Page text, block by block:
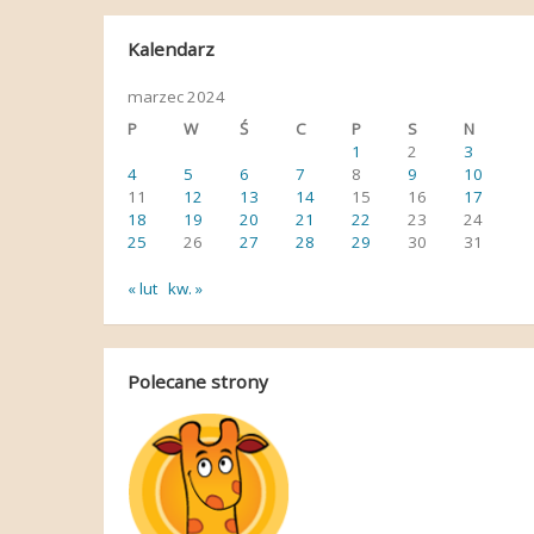
Kalendarz
marzec 2024
P
W Ś C P S
N
1
2
3
4
5 6 7 8 9
10
11
12 13 14 15 16
17
18
19 20 21 22 23
24
25
26 27 28 29 30 31
« lut kw. »
Polecane strony